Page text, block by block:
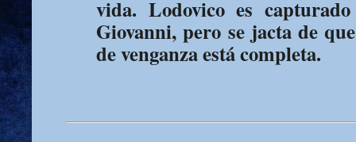
vida. Lodovico es
Giovanni, pero se jacta de
de venganza está completa.